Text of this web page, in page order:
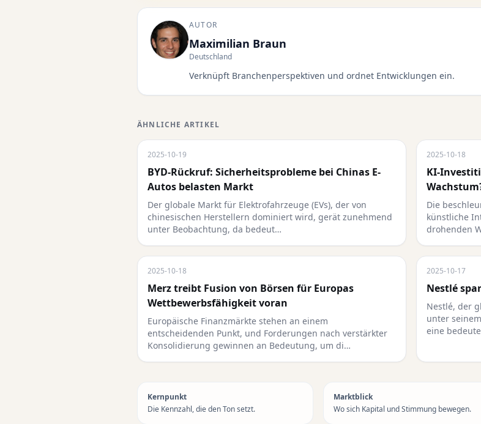
AUTOR
Maximilian Braun
Deutschland
Verknüpft Branchenperspektiven und ordnet Entwicklungen ein.
ÄHNLICHE ARTIKEL
2025-10-19
BYD-Rückruf: Sicherheitsprobleme bei Chinas E-
Autos belasten Markt
Der globale Markt für Elektrofahrzeuge (EVs), der von
chinesischen Herstellern dominiert wird, gerät zunehmend
unter Beobachtung, da bedeut…
2025-10-18
KI-
Die
künstliche
drohenden
2025-10-18
Merz treibt Fusion von Börsen für Europas
Wettbewerbsfähigkeit voran
Europäische Finanzmärkte stehen an einem
entscheidenden Punkt, und Forderungen nach verstärkter
Konsolidierung gewinnen an Bedeutung, um di…
2025-10-17
Nestlé
Nestlé, der
unter
eine
Kernpunkt
Die Kennzahl, die den Ton setzt.
Marktblick
Wo sich Kapital und Stimmung bewegen.